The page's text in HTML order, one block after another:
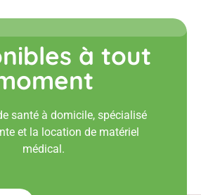
à tout
santé à domicile, spécialisé
et la location de matériel
médical.